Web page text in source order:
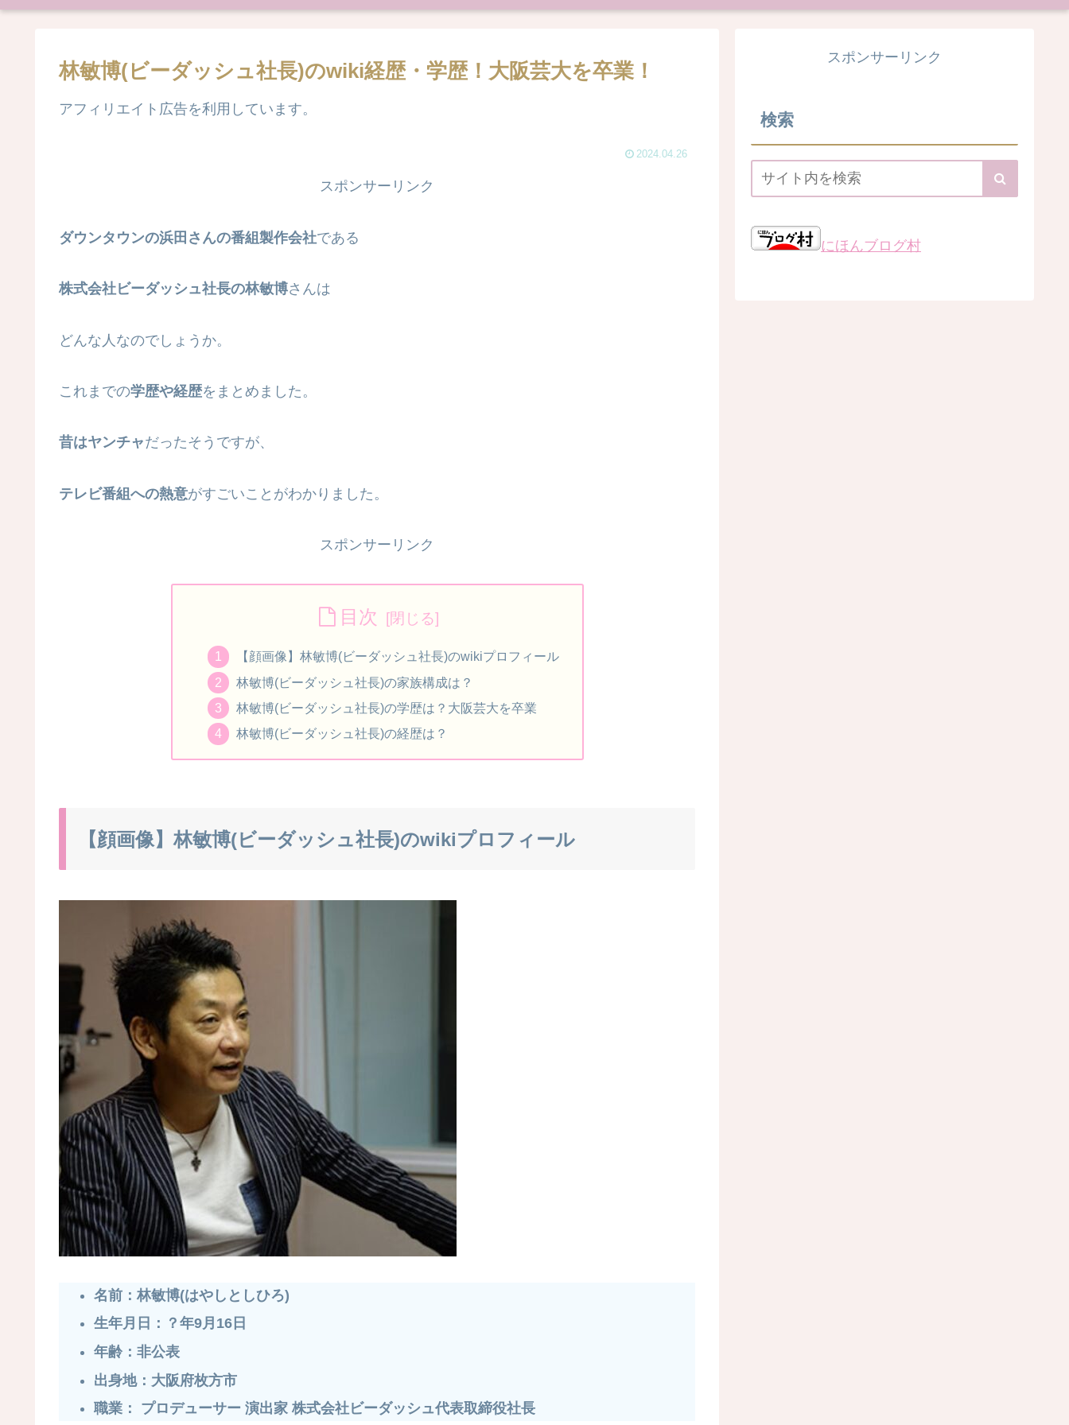
林敏博(ビーダッシュ社長)のwiki経歴・学歴！大阪芸大を卒業！
アフィリエイト広告を利用しています。
2024.04.26
スポンサーリンク
ダウンタウンの浜田さんの番組製作会社である
株式会社ビーダッシュ社長の林敏博さんは
どんな人なのでしょうか。
これまでの学歴や経歴をまとめました。
昔はヤンチャだったそうですが、
テレビ番組への熱意がすごいことがわかりました。
スポンサーリンク
目次
【顔画像】林敏博(ビーダッシュ社長)のwikiプロフィール
林敏博(ビーダッシュ社長)の家族構成は？
林敏博(ビーダッシュ社長)の学歴は？大阪芸大を卒業
林敏博(ビーダッシュ社長)の経歴は？
【顔画像】林敏博(ビーダッシュ社長)のwikiプロフィール
名前：林敏博(はやしとしひろ)
生年月日：？年9月16日
年齢：非公表
出身地：大阪府枚方市
職業： プロデューサー 演出家 株式会社ビーダッシュ代表取締役社長
スポンサーリンク
検索
にほんブログ村